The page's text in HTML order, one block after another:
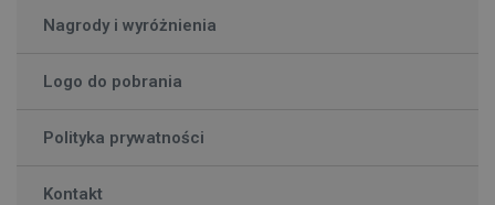
Nagrody i wyróżnienia
Logo do pobrania
Polityka prywatności
Kontakt